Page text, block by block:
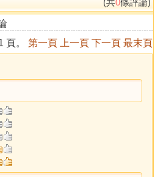
例）....................................142
例）....................................162
例）....................................182
10例）..................................222
......................................244
險阻..................................249
......................................252
(共0條評論)
頁。 第一頁 上一頁 下一頁 最末頁